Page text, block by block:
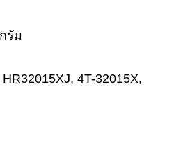
รัม
4T-32015X,